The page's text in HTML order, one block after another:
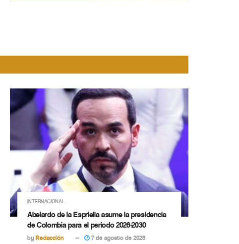
INTERNACIONAL
Abelardo de la Espriella asume la presidencia
de Colombia para el periodo 2026-2030
by Redacción 7 de agosto de 2026